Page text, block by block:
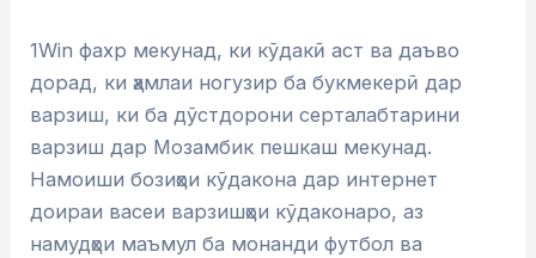
1Win фахр мекунад, ки кӯдакӣ аст ва даъво
дорад, ки ҳамлаи ногузир ба букмекерӣ дар
варзиш, ки ба дӯстдорони серталабтарини
варзиш дар Мозамбик пешкаш мекунад.
Намоиши бозиҳои кӯдакона дар интернет
доираи васеи варзишҳои кӯдаконаро, аз
намудҳои маъмул ба монанди футбол ва